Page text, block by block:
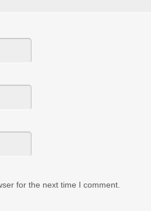
for the next time I comment.